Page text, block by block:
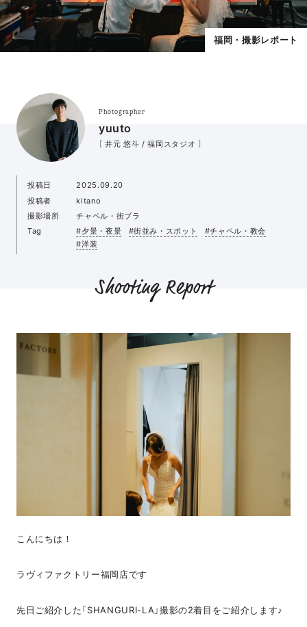
福岡・撮影レポート
Photographer
yuuto
［ 井元 悠斗 / 福岡スタジオ ］
投稿日
2025.09.20
投稿者
kitano
撮影場所
チャペル・街ブラ
Tag
#夕景・夜景 #街並み・スポット
#チャペル・教会
#洋装
Shooting Report
こんにちは！
ラヴィファクトリー福岡店です
先日ご紹介した「SHANGURI-LA」撮影の2着目をご紹介します♪